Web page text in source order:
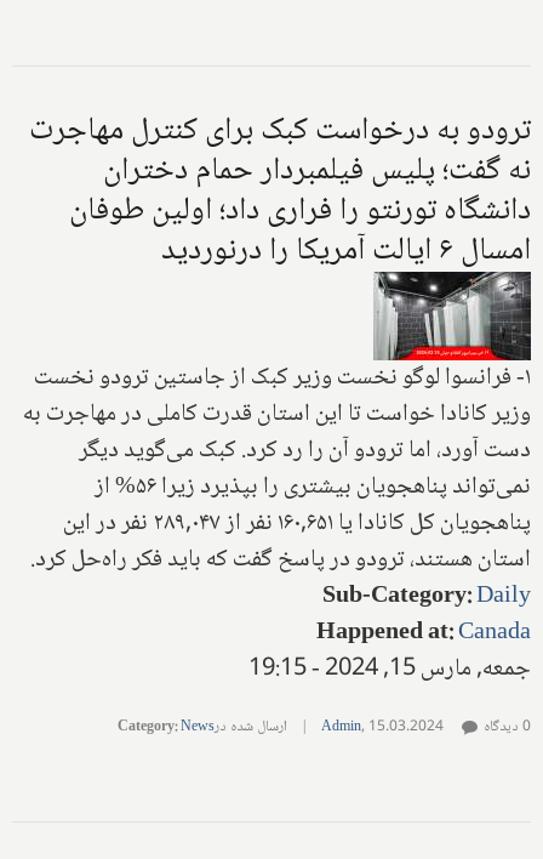
ترودو به درخواست کبک برای کنترل مهاجرت
نه گفت؛ پلیس فیلمبردار حمام دختران
دانشگاه تورنتو را فراری داد؛ اولین طوفان
امسال ۶ ایالت آمریکا را درنوردید
۱- فرانسوا لوگو نخست وزیر کبک از جاستین ترودو نخست
وزیر کانادا خواست تا این استان قدرت کاملی در مهاجرت به
دست آورد، اما ترودو آن را رد کرد. کبک می‌گوید دیگر
نمی‌تواند پناهجویان بیشتری را بپذیرد زیرا ۵۶% از
پناهجویان کل کانادا یا ۱۶۰,۶۵۱ نفر از ۲۸۹,۰۴۷ نفر در این
استان هستند، ترودو در پاسخ گفت که باید فکر راه‌حل کرد.
Sub-Category:Daily
Happened at:Canada
جمعه, مارس 15, 2024 - 19:15
Admin, 15.03.2024
| ارسال شده در Category:News 0 دیدگاه